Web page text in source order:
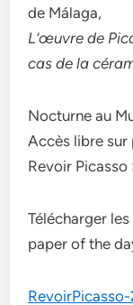
de Málaga,
L’œuvre de
cas de la
Nocturne au
Accès libre
Revoir Picasso
Télécharger
paper of the